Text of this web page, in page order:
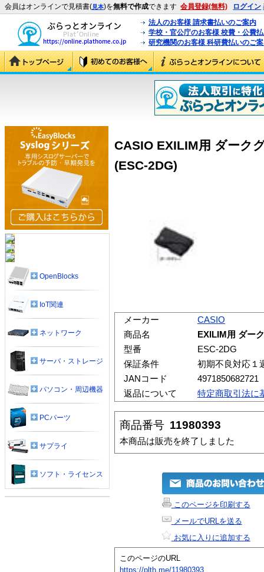
会員はオンラインで見積書(見本)を無料で作成できます 会員登録(無料) ログイン
法人のお客様 請求書払いのご案内
学校・官公庁のお客様 校費・公費
研究機関のお客様 科研費払いのご
CASIO EXILIM用 ダーク
(ESC-2DG)
メーカー
CASIO
商品名
EXILIM用 ダー
型番
ESC-2DG
保証条件
初期不良対応１
JANコード
4971850682721
返品について
特定商取引法に
商品番号 11980393
本商品は販売を終了しました
このページを印刷する
メールでURLを送る
お気に入りに追加する
このページのURL
https://plth.me/11980393
OpenBlocks
IoT関連
ネットワーク
サーバ・ストレージ
パソコン・周辺機器
PCパーツ
サプライ
ソフト・ライセンス